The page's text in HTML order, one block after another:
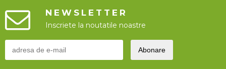
NEWSLETTER
Inscriete la noutatile noastre